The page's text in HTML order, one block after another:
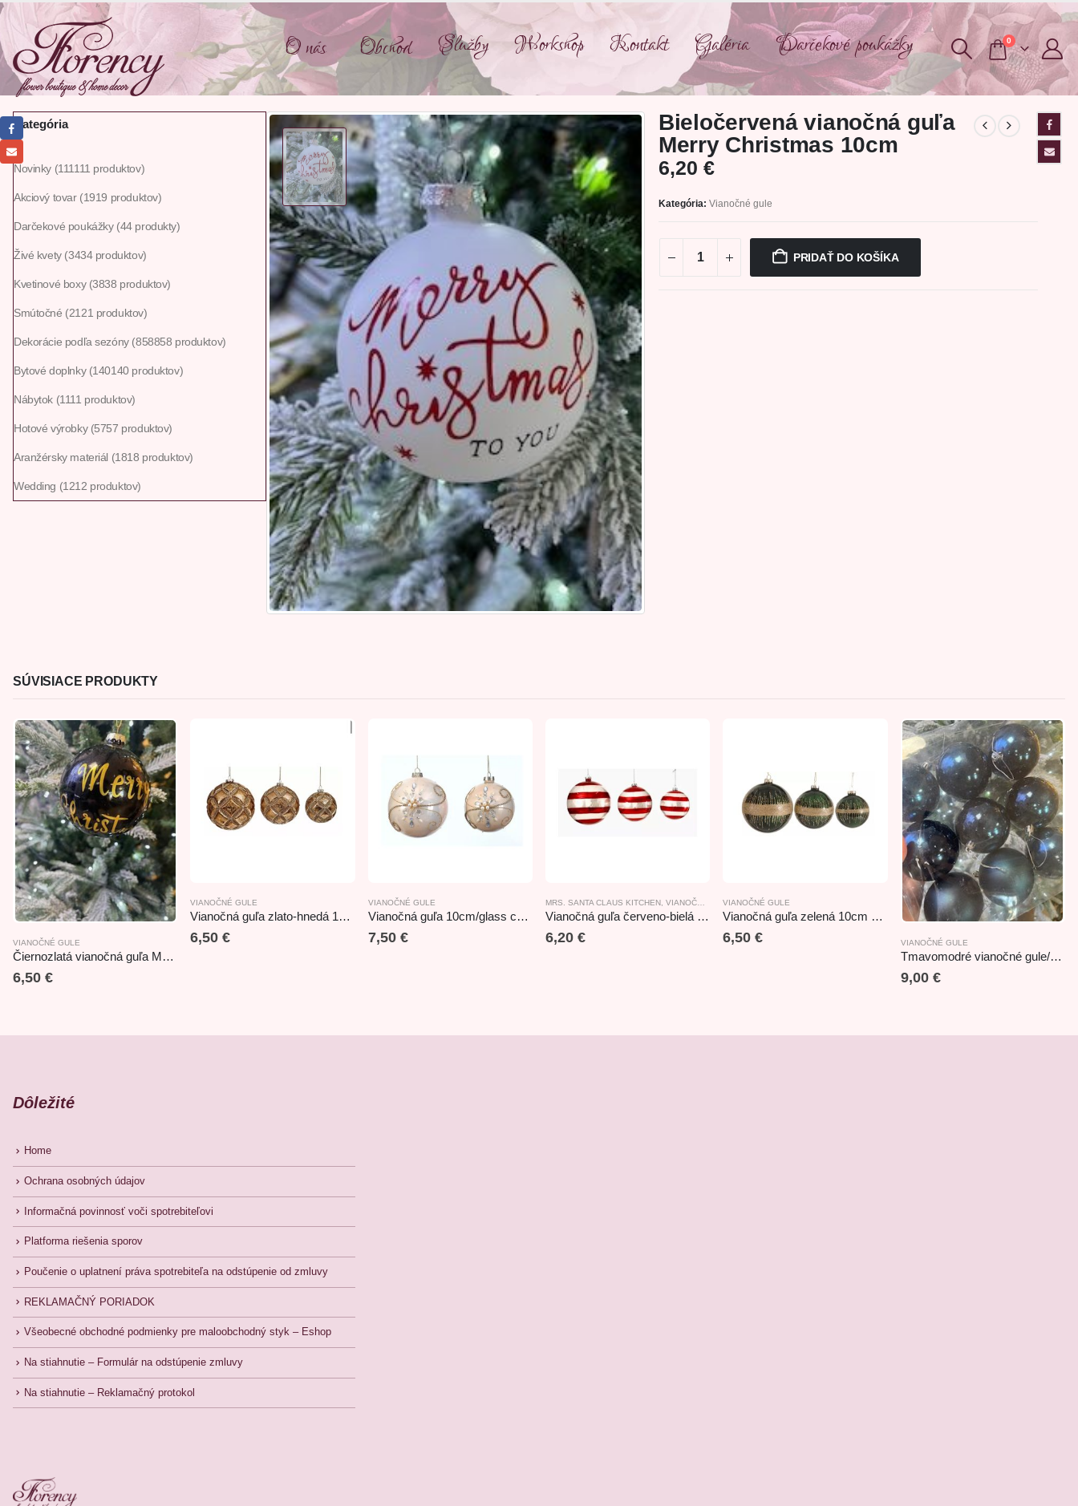
O nás Obchod Služby Workshop Kontakt Galéria Darčekové poukážky 0
Bieločervená vianočná guľa
Merry Christmas 10cm
6,20 €
Kategória: Vianočné gule
PRIDAŤ DO KOŠÍKA
Kategória
Novinky 111111 produktov
Akciový tovar 1919 produktov
Darčekové poukážky 44 produkty
Živé kvety 3434 produktov
Kvetinové boxy 3838 produktov
Smútočné 21 21 produktov
Dekorácie podľa sezóny 858858 produktov
Bytové doplnky 140140 produktov
Nábytok 1111 produktov
Hotové výrobky 5757 produktov
Aranžérsky materiál 1818 produktov
Wedding 1212 produktov
SÚVISIACE PRODUKTY
VIANOČNÉ GULE
Čiernozlatá vianočná guľa Merry Christmas 10cm
6,50 €
VIANOČNÉ GULE
Vianočná guľa zlato-hnedá 10cm/glass gold-brown ball
6,50€
VIANOČNÉ GULE
Vianočná guľa 10cm/glass champagne ball with gold design
7,50 €
MRS. SANTA CLAUS KITCHEN, VIANOČNÉ GULE
Vianočná guľa červeno-bielá 10cm/Red-white glass ball
6,20 €
VIANOČNÉ GULE
Vianočná guľa zelená 10cm dark green ball/gold design
6,50€ VIANOČNÉ GULE
Tmavomodré vianočné gule/set/ 8cm
9,00 €
Dôležité
Home
Ochrana osobných údajov
Informačná povinnosť voči spotrebiteľovi
Platforma riešenia sporov
Poučenie o uplatnení práva spotrebiteľa na odstúpenie od zmluvy
REKLAMAČNÝ PORIADOK
Všeobecné obchodné podmienky pre maloobchodný styk – Eshop
Na stiahnutie – Formulár na odstúpenie zmluvy
Na stiahnutie – Reklamačný protokol